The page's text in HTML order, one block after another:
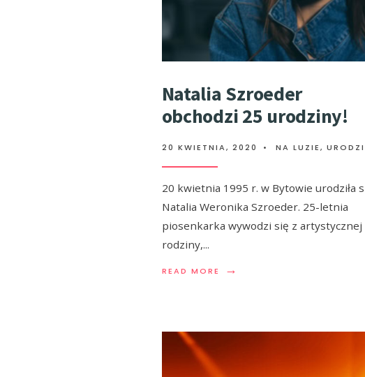
Natalia Szroeder
obchodzi 25 urodziny!
20 KWIETNIA, 2020 • NA LUZIE,
20 kwietnia 1995 r. w Bytowie urodziła
Natalia Weronika Szroeder. 25-letnia
piosenkarka wywodzi się z artystycznej
rodziny,...
READ MORE →